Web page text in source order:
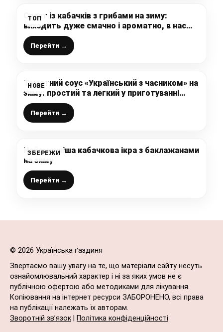
ТОП
Салат із кабачків з грибами на зиму:
виходить дуже смачно і ароматно, в нас
такий салат просто “зникає” зі столу
Перейти →
НОВЕ
Томатний соус «Український з часником» на
зиму: простий та легкий у приготуванні
рецепт, який давно полюбився і прижився в
нашій родині
Перейти →
ЗБЕРЕЖИ
Найсмачніша кабачкова ікра з баклажанами
на зиму
Перейти →
© 2026 Українська ґаздиня
Звертаємо вашу увагу на те, що матеріали сайту несуть
ознайомлювальний характер і ні за яких умов не є
публічною офертою або методиками для лікування.
Копіювання на інтернет ресурси ЗАБОРОНЕНО, всі права
на публікації належать їх авторам.
Зворотній зв’язок
Політика конфіденційності